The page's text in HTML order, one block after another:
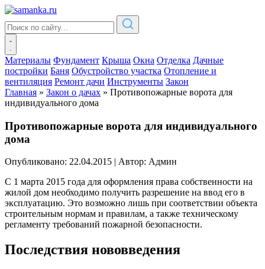
Материалы Фундамент Крыша Окна Отделка Дачные
постройки Баня Обустройство участка Отопление и
вентиляция Ремонт дачи Инструменты Закон
Главная » Закон о дачах » Противопожарные ворота для
индивидуального дома
Противопожарные ворота для индивидуального
дома
Опубликовано: 22.04.2015 | Автор: Админ
С 1 марта 2015 года для оформления права собственности на
жилой дом необходимо получить разрешение на ввод его в
эксплуатацию. Это возможно лишь при соответствии объекта
строительным нормам и правилам, а также техническому
регламенту требований пожарной безопасности.
Последствия нововведения